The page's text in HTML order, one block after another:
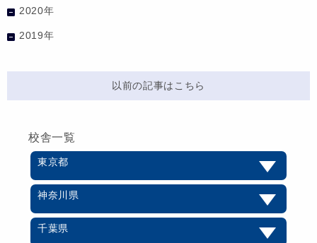
2020年
2019年
以前の記事はこちら
校舎一覧
東京都
神奈川県
千葉県